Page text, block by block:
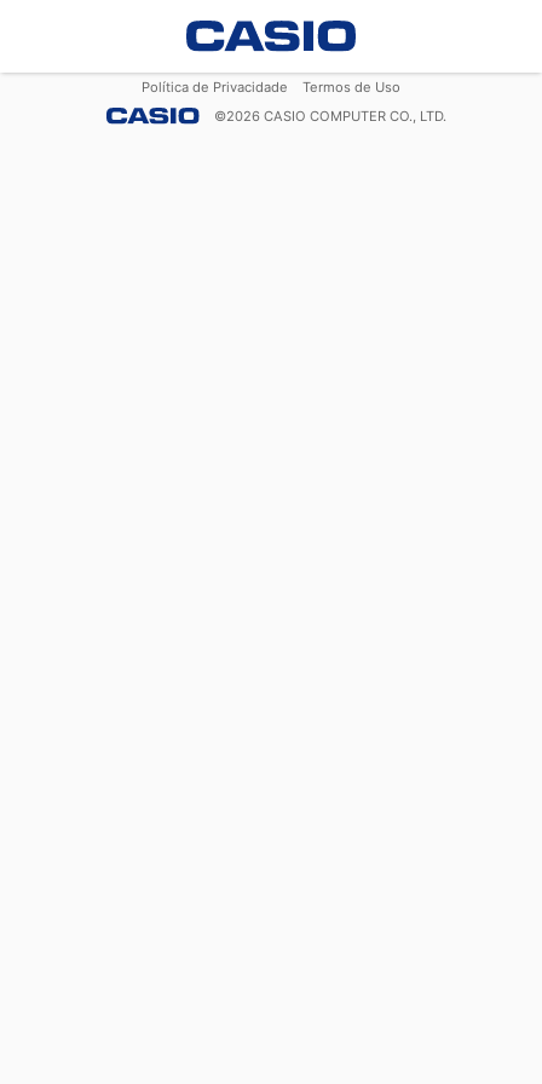
Política de Privacidade
Termos de Uso
©2026 CASIO COMPUTER CO., LTD.